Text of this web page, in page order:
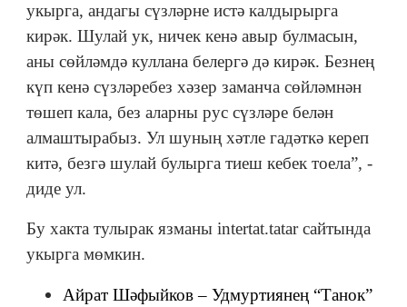
укырга, андагы сүзләрне истә калдырырга
кирәк. Шулай ук, ничек кенә авыр булмасын,
аны сөйләмдә куллана белергә дә кирәк. Безнең
күп кенә сүзләребез хәзер заманча сөйләмнән
төшеп кала, без аларны рус сүзләре белән
алмаштырабыз. Ул шуның хәтле гадәткә кереп
китә, безгә шулай булырга тиеш кебек тоела”, -
диде ул.
Бу хакта тулырак язманы intertat.tatar сайтында
укырга мөмкин.
Айрат Шәфыйков – Удмуртиянең “Танок”